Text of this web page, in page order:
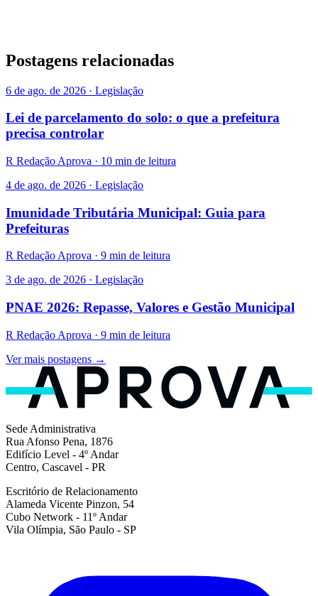
Postagens relacionadas
6 de ago. de 2026 · Legislação
Lei de parcelamento do solo: o que a prefeitura
precisa controlar
R Redação Aprova · 10 min de leitura
4 de ago. de 2026 · Legislação
Imunidade Tributária Municipal: Guia para
Prefeituras
R Redação Aprova · 9 min de leitura
3 de ago. de 2026 · Legislação
PNAE 2026: Repasse, Valores e Gestão Municipal
R Redação Aprova · 9 min de leitura
Ver mais postagens →
Sede Administrativa
Rua Afonso Pena, 1876
Edifício Level - 4º Andar
Centro, Cascavel - PR
Escritório de Relacionamento
Alameda Vicente Pinzon, 54
Cubo Network - 11º Andar
Vila Olímpia, São Paulo - SP